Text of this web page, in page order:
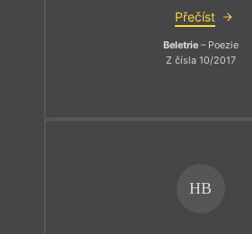
Přečíst
Beletrie – Poezie
Z čísla 10/2017
HB